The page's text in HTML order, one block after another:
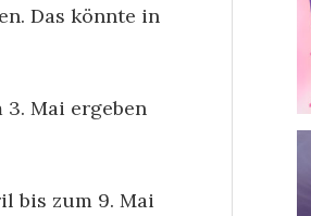
Das könnte in
Mai ergeben
bis zum 9. Mai